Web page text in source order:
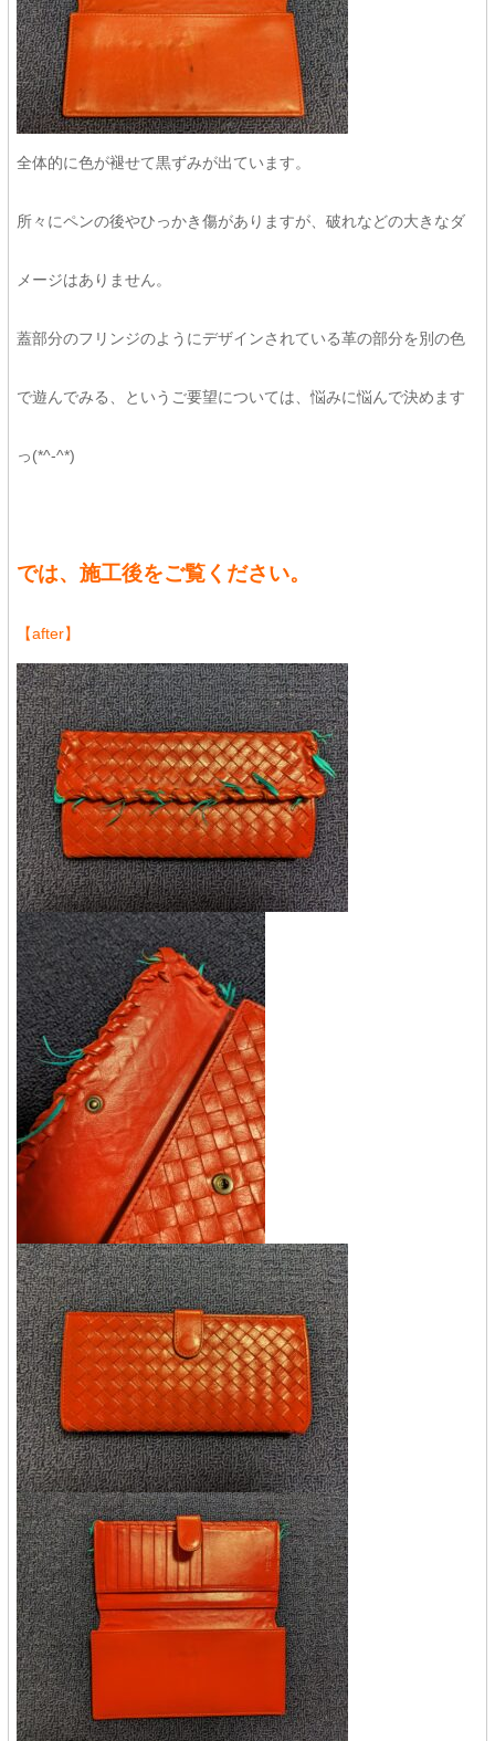
全体的に色が褪せて黒ずみが出ています。
所々にペンの後やひっかき傷がありますが、破れなどの大きなダ
メージはありません。
蓋部分のフリンジのようにデザインされている革の部分を別の色
で遊んでみる、というご要望については、悩みに悩んで決めます
っ(*^-^*)
では、施工後をご覧ください。
【after】